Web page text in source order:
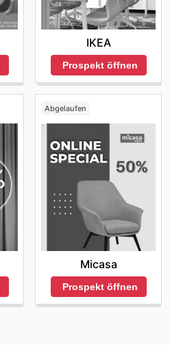
IKEA
Prospekt öffnen
Abgelaufen
Micasa
Prospekt öffnen